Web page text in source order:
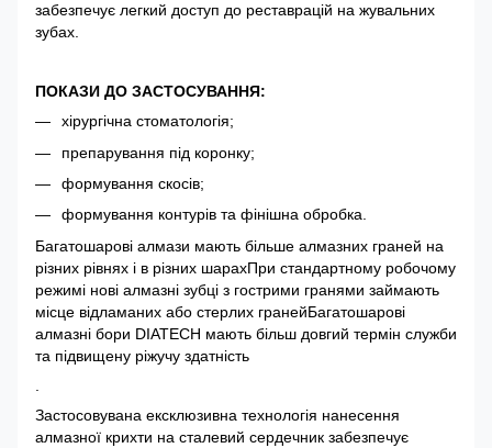
забезпечує легкий доступ до реставрацій на жувальних
зубах.
ПОКАЗИ ДО ЗАСТОСУВАННЯ:
хірургічна стоматологія;
препарування під коронку;
формування скосів;
формування контурів та фінішна обробка.
Багатошарові алмази мають більше алмазних граней на
різних рівнях і в різних шарахПри стандартному робочому
режимі нові алмазні зубці з гострими гранями займають
місце відламаних або стерлих гранейБагатошарові
алмазні бори DIATECH мають більш довгий термін служби
та підвищену ріжучу здатність
Застосовувана ексклюзивна технологія нанесення
алмазної крихти на сталевий сердечник забезпечує